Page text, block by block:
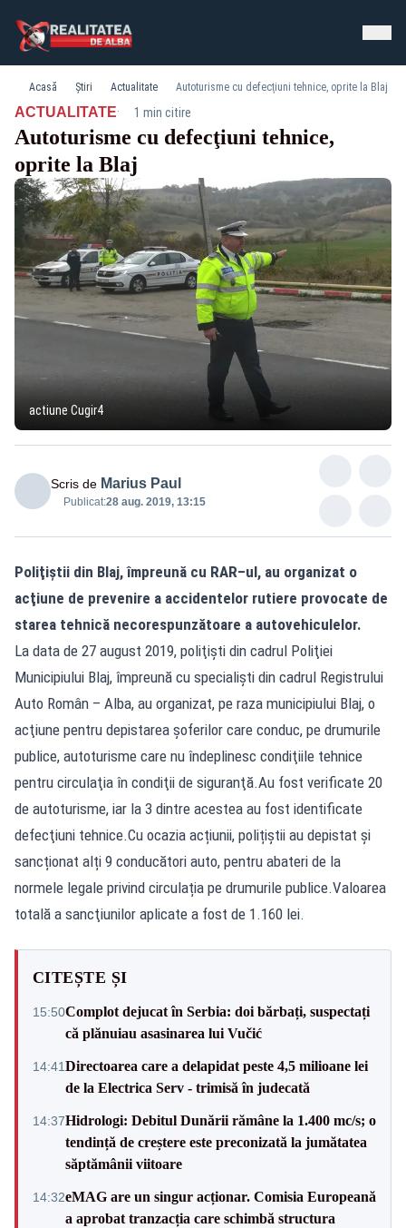
Acasă Știri Actualitate Autoturisme cu defecţiuni tehnice, oprite la Blaj
ACTUALITATE· 1 min citire
Autoturisme cu defecţiuni tehnice,
oprite la Blaj
actiune Cugir4
Scris de Marius Paul
Publicat:28 aug. 2019, 13:15
Poliţiştii din Blaj, împreună cu RAR–ul, au organizat o
acţiune de prevenire a accidentelor rutiere provocate de
starea tehnică necorespunzătoare a autovehiculelor.
La data de 27 august 2019, poliţişti din cadrul Poliţiei
Municipiului Blaj, împreună cu specialişti din cadrul Registrului
Auto Român – Alba, au organizat, pe raza municipiului Blaj, o
acţiune pentru depistarea şoferilor care conduc, pe drumurile
publice, autoturisme care nu îndeplinesc condiţiile tehnice
pentru circulaţia în condiţii de siguranţă.Au fost verificate 20
de autoturisme, iar la 3 dintre acestea au fost identificate
defecţiuni tehnice.Cu ocazia acțiunii, polițiștii au depistat și
sancționat alți 9 conducători auto, pentru abateri de la
normele legale privind circulația pe drumurile publice.Valoarea
totală a sancţiunilor aplicate a fost de 1.160 lei.
CITEȘTE ȘI
15:50Complot dejucat în Serbia: doi bărbați, suspectați
că plănuiau asasinarea lui Vučić
14:41Directoarea care a delapidat peste 4,5 milioane lei
de la Electrica Serv - trimisă în judecată
14:37Hidrologi: Debitul Dunării rămâne la 1.400 mc/s; o
tendință de creștere este preconizată la jumătatea
săptămânii viitoare
14:32eMAG are un singur acționar. Comisia Europeană
a aprobat tranzacția care schimbă structura